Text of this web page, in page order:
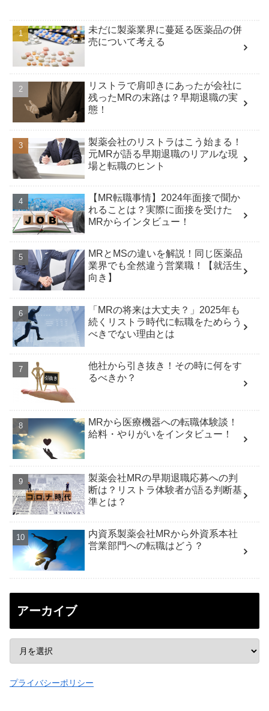
未だに製薬業界に蔓延る医薬品の併
売について考える
リストラで肩叩きにあったが会社に
残ったMRの末路は？早期退職の実
態！
製薬会社のリストラはこう始まる！
元MRが語る早期退職のリアルな現
場と転職のヒント
【MR転職事情】2024年面接で聞か
れることは？実際に面接を受けた
MRからインタビュー！
MRとMSの違いを解説！同じ医薬品
業界でも全然違う営業職！【就活生
向き】
「MRの将来は大丈夫？」2025年も
続くリストラ時代に転職をためらう
べきでない理由とは
他社から引き抜き！その時に何をす
るべきか？
MRから医療機器への転職体験談！
給料・やりがいをインタビュー！
製薬会社MRの早期退職応募への判
断は？リストラ体験者が語る判断基
準とは？
内資系製薬会社MRから外資系本社
営業部門への転職はどう？
アーカイブ
プライバシーポリシー